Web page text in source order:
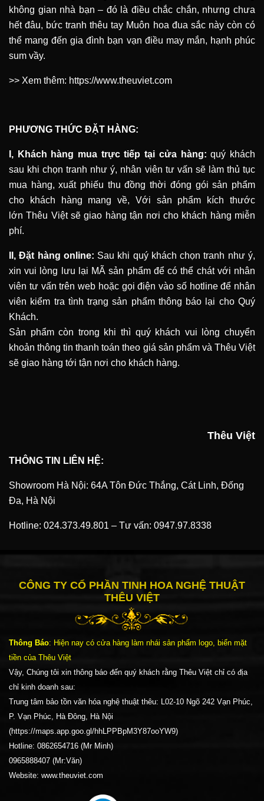
không gian nhà bạn – đó là điều chắc chắn, nhưng chưa
hết đâu, bức tranh thêu tay Muôn hoa đua sắc này còn có
thể mang đến gia đình bạn vạn điều may mắn, hạnh phúc
sum vầy.
>> Xem thêm: https://www.theuviet.com
PHƯƠNG THỨC ĐẶT HÀNG:
I, Khách hàng mua trực tiếp tại cửa hàng: quý khách
sau khi chọn tranh như ý, nhân viên tư vấn sẽ làm thủ tục
mua hàng, xuất phiếu thu đồng thời đóng gói sản phẩm
cho khách hàng mang về, Với sản phẩm kích thước
lớnThêu Việtsẽ giao hàng tận nơi cho khách hàng miễn
phí.
II, Đặt hàng online: Sau khi quý khách chọn tranh như ý,
xin vui lòng lưu lại MÃ sản phẩm để có thể chát với nhân
viên tư vấn trên web hoặc gọi điện vào số hotline để nhân
viên kiểm tra tình trạng sản phẩm thông báo lại cho Quý
Khách.
Sản phẩm còn trong khi thì quý khách vui lòng chuyển
khoản thông tin thanh toán theo giá sản phẩm và Thêu Việt
sẽ giao hàng tới tận nơi cho khách hàng.
Thêu Việt
THÔNG TIN LIÊN HỆ:
Showroom Hà Nội: 64A Tôn Đức Thắng, Cát Linh, Đống
Đa, Hà Nội
Hotline: 024.373.49.801 – Tư vấn: 0947.97.8338
CÔNG TY CỔ PHẦN TINH HOA NGHỆ THUẬT
THÊU VIỆT
Thông Báo: Hiện nay có cửa hàng làm nhái sản phẩm logo, biển mặt
tiền của Thêu Việt
Vậy, Chúng tôi xin thông báo đến quý khách rằng Thêu Việt chỉ có địa
chỉ kinh doanh sau:
Trung tâm bảo tồn văn hóa nghệ thuật thêu: L02-10 Ngõ 242 Vạn Phúc,
P. Vạn Phúc, Hà Đông, Hà Nội
(https://maps.app.goo.gl/hhLPPBpM3Y87ooYW9)
Hotline: 0862654716 (Mr Minh)
0965888407 (Mr:Văn)
Website: www.theuviet.com